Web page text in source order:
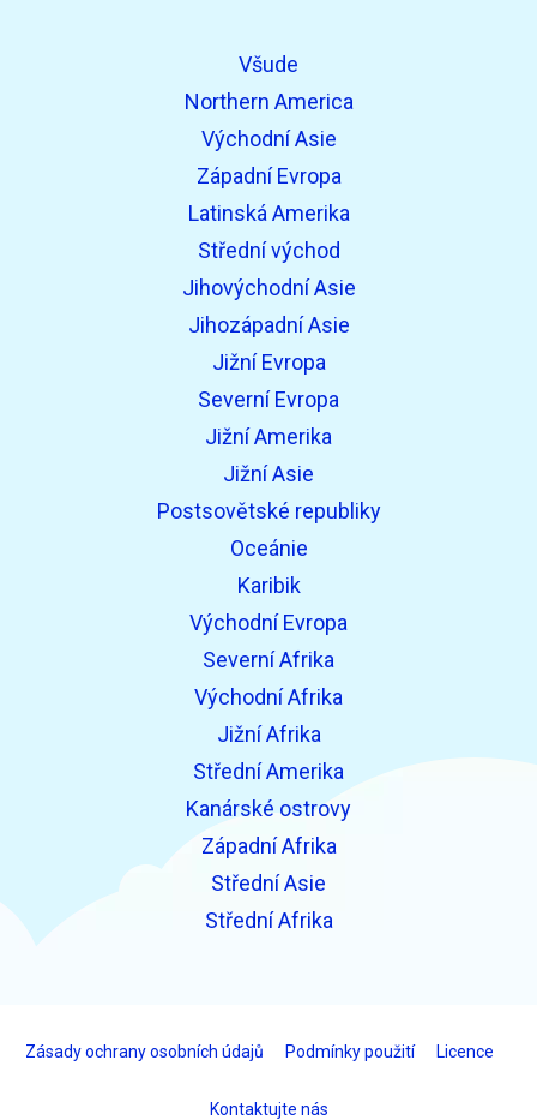
Všude
Northern America
Východní Asie
Západní Evropa
Latinská Amerika
Střední východ
Jihovýchodní Asie
Jihozápadní Asie
Jižní Evropa
Severní Evropa
Jižní Amerika
Jižní Asie
Postsovětské republiky
Oceánie
Karibik
Východní Evropa
Severní Afrika
Východní Afrika
Jižní Afrika
Střední Amerika
Kanárské ostrovy
Západní Afrika
Střední Asie
Střední Afrika
Zásady ochrany osobních údajů Podmínky použití Licence
Kontaktujte nás